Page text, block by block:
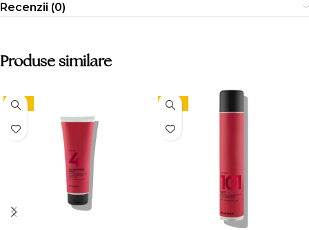
Recenzii (0)
Produse similare
-15% -15%